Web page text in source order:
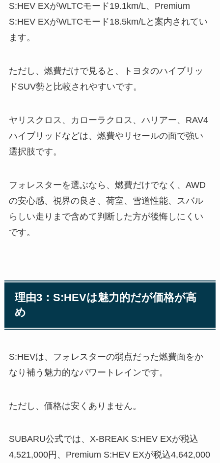
S:HEV EXがWLTCモード19.1km/L、Premium
S:HEV EXがWLTCモード18.5km/Lと案内されてい
ます。
ただし、燃費だけで見ると、トヨタのハイブリッ
ドSUV勢と比較されやすいです。
ヤリスクロス、カローラクロス、ハリアー、RAV4
ハイブリッドなどは、燃費やリセールの面で強い
選択肢です。
フォレスターを選ぶなら、燃費だけでなく、AWD
の安心感、視界の良さ、荷室、雪道性能、スバル
らしい走りまで含めて判断した方が後悔しにくい
です。
理由3：S:HEVは魅力的だが価格が高
め
S:HEVは、フォレスターの弱点だった燃費面をか
なり補う魅力的なパワートレインです。
ただし、価格は安くありません。
SUBARU公式では、X-BREAK S:HEV EXが税込
4,521,000円、Premium S:HEV EXが税込4,642,000